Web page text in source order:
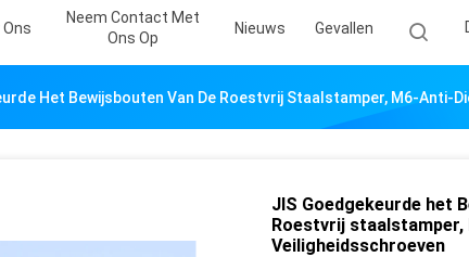
Ons
Neem Contact Met
Ons Op
Nieuws Gevallen
Het Bewijsbouten Van De Roestvrij Staalstamper, M6-Anti-
JIS Goedgekeurde het
Roestvrij
Veiligheidsschroeven